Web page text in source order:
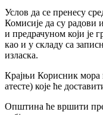
Услов да се пренесу
Комисије да су радови
и предрачуном који је
као и у складу са
изласка.
Крајњи Корисник мора
атесте) које ће
Општина ће вршити